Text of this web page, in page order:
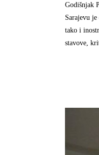
Godišnjak
Sarajevu je
tako i
stavove,